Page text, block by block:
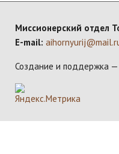
Миссионерский отдел
E-mail:
Создание и поддержка —